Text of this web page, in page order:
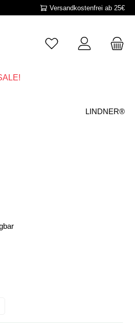
Versandkostenfrei ab 25€
LINDNER®